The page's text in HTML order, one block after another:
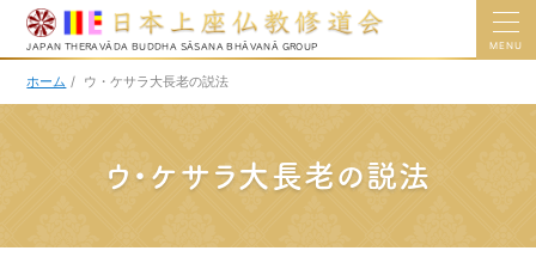
JAPAN THERAVĀDA BUDDHA SĀSANA BHĀVANĀ GROUP MENU
ホーム / ウ・ケサラ大長老の説法
ウ・ケサラ大長老の説法